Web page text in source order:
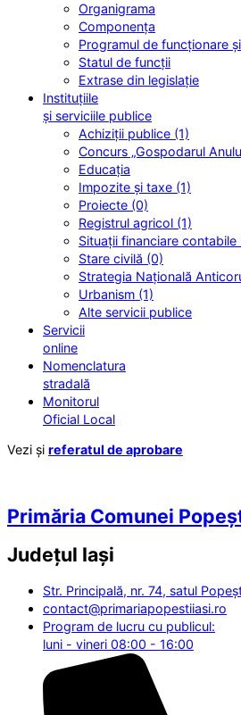
Organigrama
Componența
Programul de funcționare
Statul de funcții
Extrase din legislație
Instituțiile
și serviciile publice
Achiziții publice (1)
Concurs „Gospodarul
Educația
Impozite și taxe (1)
Proiecte (0)
Registrul agricol (1)
Situații financiare contabile
Stare civilă (0)
Strategia Națională
Urbanism (1)
Alte servicii publice
Servicii
online
Nomenclatura
stradală
Monitorul
Oficial Local
Vezi și referatul de aprobare
Primăria Comunei
Județul Iași
Str. Principală, nr. 74, satul
contact@primariapopestiiasi.ro
Program de lucru cu publicul:
luni - vineri 08:00 - 16:00